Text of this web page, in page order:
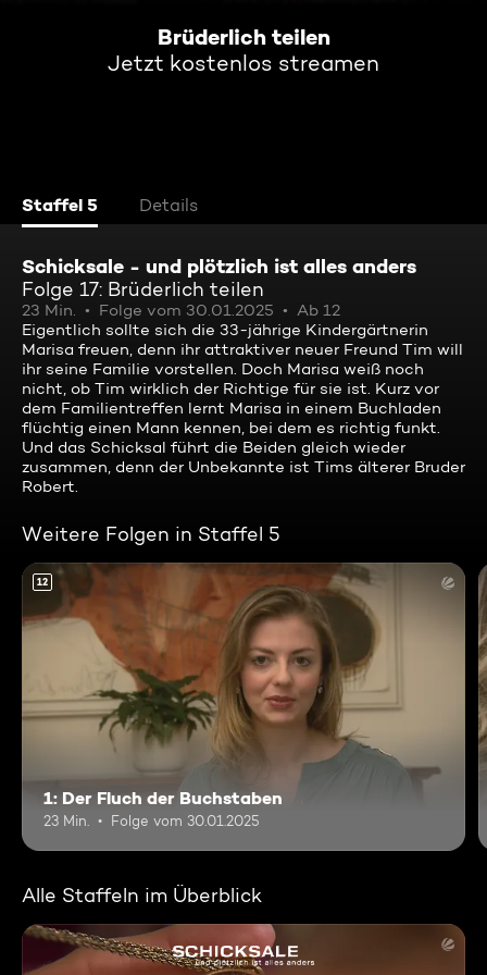
Brüderlich teilen
Jetzt kostenlos streamen
Staffel 5 Details
Schicksale - und plötzlich ist alles anders
Folge 17: Brüderlich teilen
23 Min. Folge vom 30.01.2025
Ab 12
Eigentlich sollte sich die 33-jährige Kindergärtnerin
Marisa freuen, denn ihr attraktiver neuer Freund Tim will
ihr seine Familie vorstellen. Doch Marisa weiß noch
nicht, ob Tim wirklich der Richtige für sie ist. Kurz vor
dem Familientreffen lernt Marisa in einem Buchladen
flüchtig einen Mann kennen, bei dem es richtig funkt.
Und das Schicksal führt die Beiden gleich wieder
zusammen, denn der Unbekannte ist Tims älterer Bruder
Robert.
Weitere Folgen in Staffel 5
12
1: Der Fluch der Buchstaben
23 Min. Folge vom 30.01.2025
Alle Staffeln im Überblick